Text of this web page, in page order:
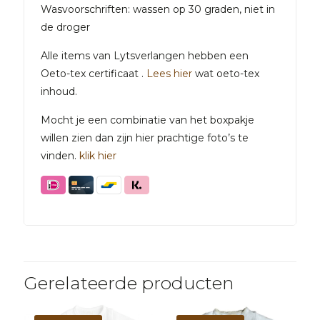
Wasvoorschriften: wassen op 30 graden, niet in
de droger
Alle items van Lytsverlangen hebben een
Oeto-tex certificaat . Lees hier wat oeto-tex
inhoud.
Mocht je een combinatie van het boxpakje
willen zien dan zijn hier prachtige foto’s te
vinden. klik hier
Gerelateerde producten